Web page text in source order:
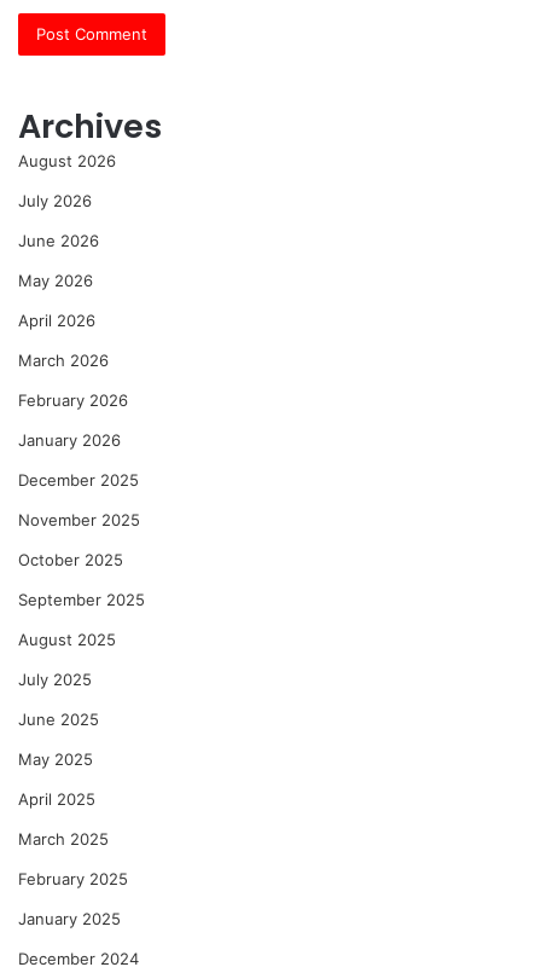
Archives
August 2026
July 2026
June 2026
May 2026
April 2026
March 2026
February 2026
January 2026
December 2025
November 2025
October 2025
September 2025
August 2025
July 2025
June 2025
May 2025
April 2025
March 2025
February 2025
January 2025
December 2024